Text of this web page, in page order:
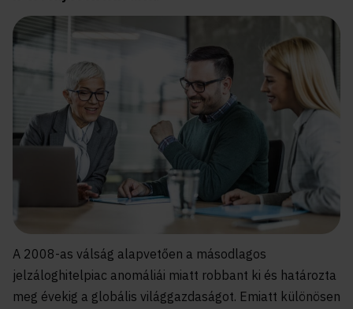
A 2008-as válság alapvetően a másodlagos
jelzáloghitelpiac anomáliái miatt robbant ki és határozta
meg évekig a globális világgazdaságot. Emiatt különösen